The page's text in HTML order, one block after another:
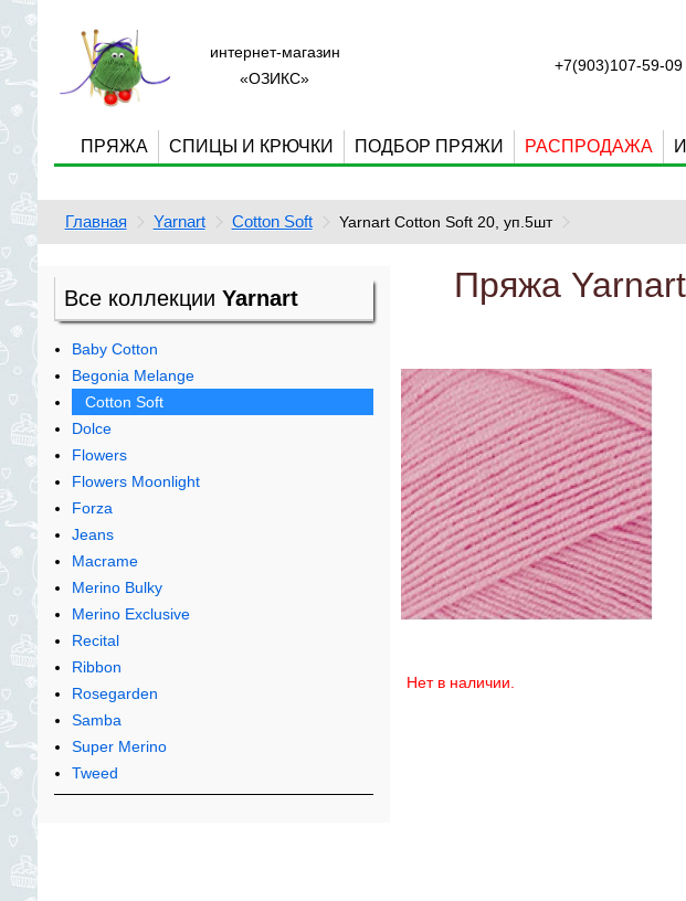
интернет-магазин
«ОЗИКС»
+7(903)107-59-09
ПРЯЖА СПИЦЫ И КРЮЧКИ ПОДБОР ПРЯЖИ РАСПРОДАЖА
Главная Yarnart Cotton Soft Yarnart Cotton Soft 20, уп.5шт
Все коллекции Yarnart
Baby Cotton
Begonia Melange
Cotton Soft
Dolce
Flowers
Flowers Moonlight
Forza
Jeans
Macrame
Merino Bulky
Merino Exclusive
Recital
Ribbon
Rosegarden
Samba
Super Merino
Tweed
Пряжа
Нет в наличии.